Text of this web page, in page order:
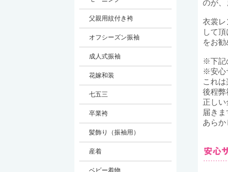
のが、
衣裳レ
して
をお勧
※下記
※安心
これは
後程弊
正し
届きま
あらか